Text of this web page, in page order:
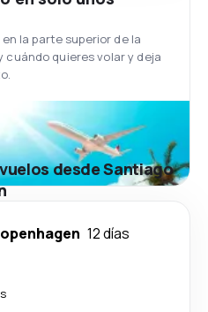
la parte superior de la
cuándo quieres volar y deja
desde Santiago
12 días